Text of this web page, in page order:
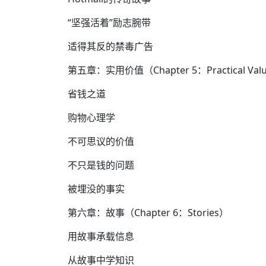
“坚强活着”励志腕带
适得其反的禁毒广告
第五章：实用价值（Chapter 5：Practical
省钱之道
购物心理学
不可思议的价值
不只是钱的问题
被埋没的事实
第六章：故事（Chapter 6：Stories）
用故事承载信息
从故事中学知识